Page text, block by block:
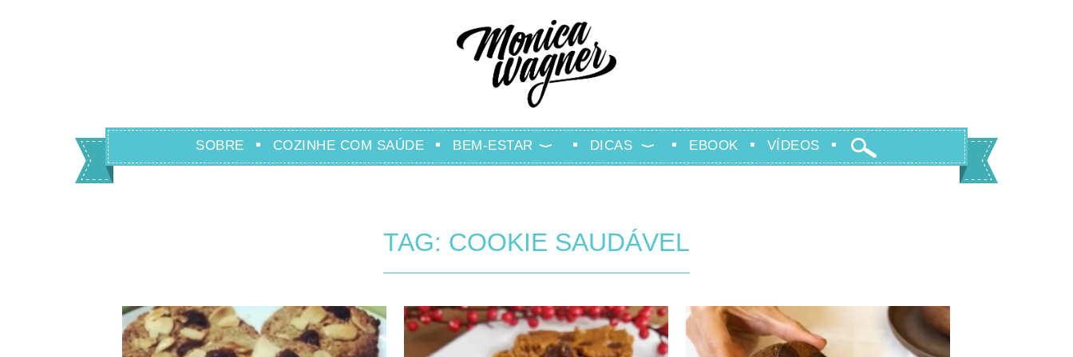
SOBRE COZINHE COM SAÚDE BEM-ESTAR DICAS EBOOK VÍDEOS
TAG: COOKIE SAUDÁVEL